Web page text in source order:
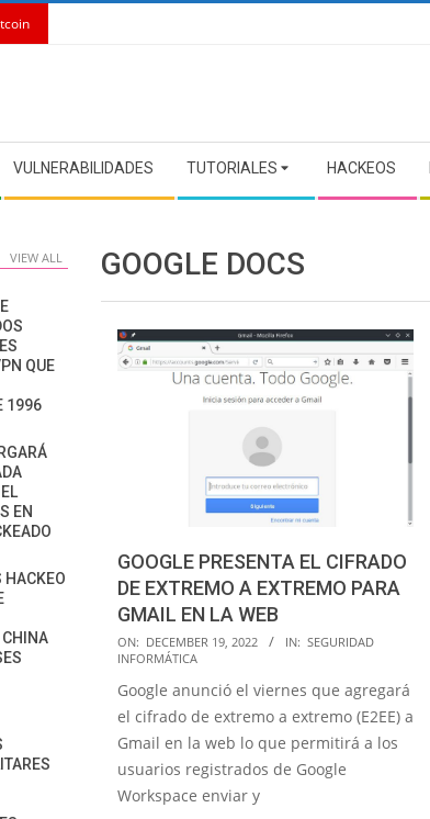
VULNERABILIDADES TUTORIALES HACKEOS
GOOGLE DOCS
GOOGLE PRESENTA EL CIFRADO
DE EXTREMO A EXTREMO PARA
GMAIL EN LA WEB
2022-
12-
19
ON: DECEMBER 19, 2022 IN: SEGURIDAD
INFORMÁTICA
Google anunció el viernes que agregará
el cifrado de extremo a extremo (E2EE) a
Gmail en la web lo que permitirá a los
usuarios registrados de Google
Workspace enviar y
VIEW ALL
QUE
1996
EN
HACKEO
CHINA